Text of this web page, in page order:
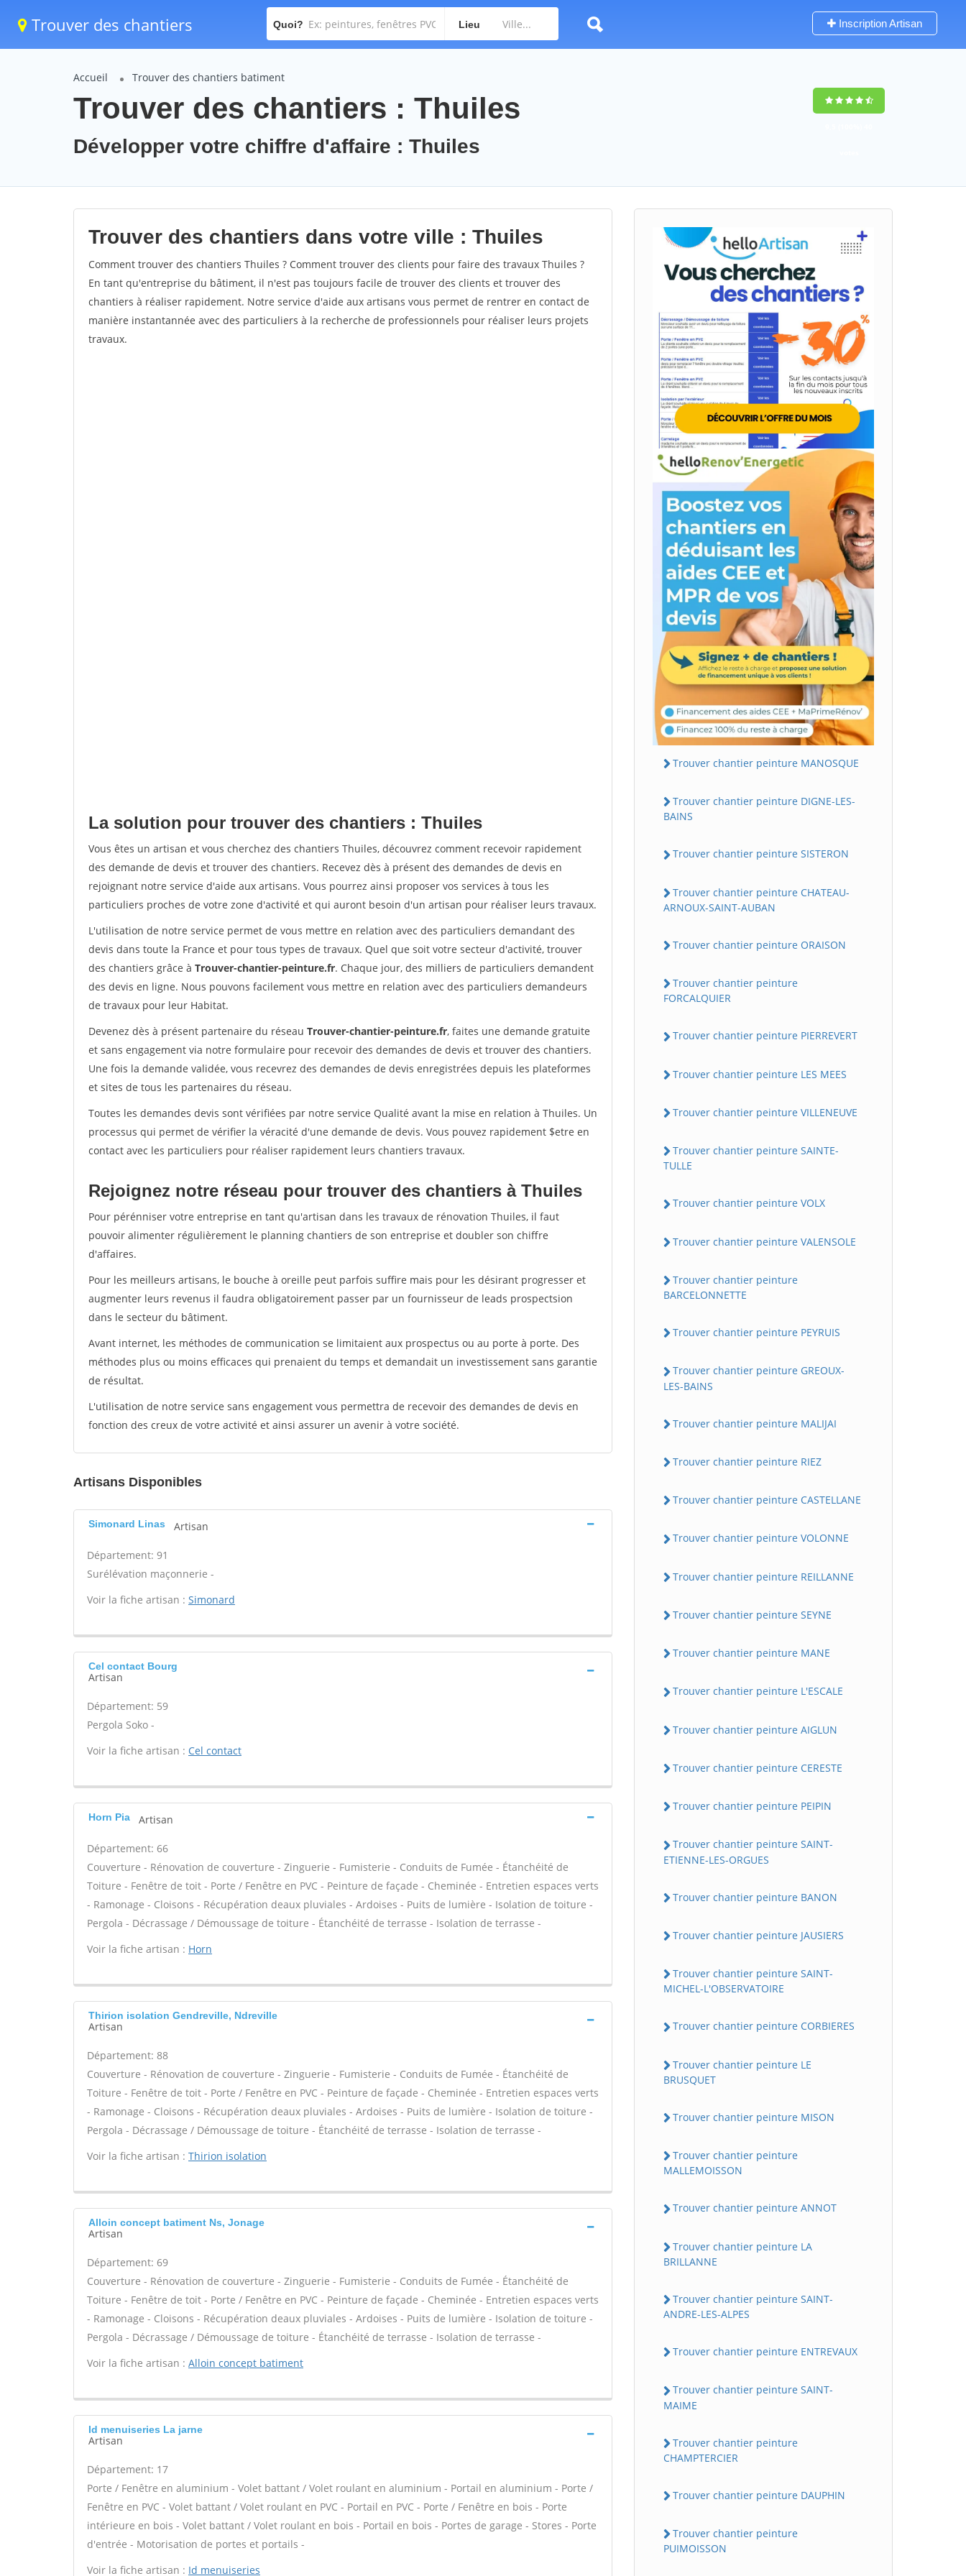
Trouver des chantiers Quoi? Lieu Inscription Artisan
Accueil Trouver des chantiers batiment
Trouver des chantiers : Thuiles
Développer votre chiffre d'affaire : Thuiles
Trouver des chantiers dans votre ville : Thuiles
Comment trouver des chantiers Thuiles ? Comment trouver des clients pour faire des travaux Thuiles ?
En tant qu'entreprise du bâtiment, il n'est pas toujours facile de trouver des clients et trouver des
chantiers à réaliser rapidement. Notre service d'aide aux artisans vous permet de rentrer en contact de
manière instantannée avec des particuliers à la recherche de professionnels pour réaliser leurs projets
travaux.
La solution pour trouver des chantiers : Thuiles
Vous êtes un artisan et vous cherchez des chantiers Thuiles, découvrez comment recevoir rapidement
des demande de devis et trouver des chantiers. Recevez dès à présent des demandes de devis en
rejoignant notre service d'aide aux artisans. Vous pourrez ainsi proposer vos services à tous les
particuliers proches de votre zone d'activité et qui auront besoin d'un artisan pour réaliser leurs travaux.
L'utilisation de notre service permet de vous mettre en relation avec des particuliers demandant des
devis dans toute la France et pour tous types de travaux. Quel que soit votre secteur d'activité, trouver
des chantiers grâce à Trouver-chantier-peinture.fr. Chaque jour, des milliers de particuliers demandent
des devis en ligne. Nous pouvons facilement vous mettre en relation avec des particuliers demandeurs
de travaux pour leur Habitat.
Devenez dès à présent partenaire du réseau Trouver-chantier-peinture.fr, faites une demande gratuite
et sans engagement via notre formulaire pour recevoir des demandes de devis et trouver des chantiers.
Une fois la demande validée, vous recevrez des demandes de devis enregistrées depuis les plateformes
et sites de tous les partenaires du réseau.
Toutes les demandes devis sont vérifiées par notre service Qualité avant la mise en relation à Thuiles. Un
processus qui permet de vérifier la véracité d'une demande de devis. Vous pouvez rapidement $etre en
contact avec les particuliers pour réaliser rapidement leurs chantiers travaux.
Rejoignez notre réseau pour trouver des chantiers à Thuiles
Pour pérénniser votre entreprise en tant qu'artisan dans les travaux de rénovation Thuiles, il faut
pouvoir alimenter régulièrement le planning chantiers de son entreprise et doubler son chiffre
d'affaires.
Pour les meilleurs artisans, le bouche à oreille peut parfois suffire mais pour les désirant progresser et
augmenter leurs revenus il faudra obligatoirement passer par un fournisseur de leads prospectsion
dans le secteur du bâtiment.
Avant internet, les méthodes de communication se limitaient aux prospectus ou au porte à porte. Des
méthodes plus ou moins efficaces qui prenaient du temps et demandait un investissement sans garantie
de résultat.
L'utilisation de notre service sans engagement vous permettra de recevoir des demandes de devis en
fonction des creux de votre activité et ainsi assurer un avenir à votre société.
Artisans Disponibles
Simonard Linas Artisan
Département: 91
Surélévation maçonnerie -
Voir la fiche artisan : Simonard
Cel contact Bourg
Artisan
Département: 59
Pergola Soko -
Voir la fiche artisan : Cel contact
Horn Pia Artisan
Département: 66
Couverture - Rénovation de couverture - Zinguerie - Fumisterie - Conduits de Fumée - Étanchéité de
Toiture - Fenêtre de toit - Porte / Fenêtre en PVC - Peinture de façade - Cheminée - Entretien espaces verts
- Ramonage - Cloisons - Récupération deaux pluviales - Ardoises - Puits de lumière - Isolation de toiture -
Pergola - Décrassage / Démoussage de toiture - Étanchéité de terrasse - Isolation de terrasse -
Voir la fiche artisan : Horn
Thirion isolation Gendreville, Ndreville
Artisan
Département: 88
Couverture - Rénovation de couverture - Zinguerie - Fumisterie - Conduits de Fumée - Étanchéité de
Toiture - Fenêtre de toit - Porte / Fenêtre en PVC - Peinture de façade - Cheminée - Entretien espaces verts
- Ramonage - Cloisons - Récupération deaux pluviales - Ardoises - Puits de lumière - Isolation de toiture -
Pergola - Décrassage / Démoussage de toiture - Étanchéité de terrasse - Isolation de terrasse -
Voir la fiche artisan : Thirion isolation
Alloin concept batiment Ns, Jonage
Artisan
Département: 69
Couverture - Rénovation de couverture - Zinguerie - Fumisterie - Conduits de Fumée - Étanchéité de
Toiture - Fenêtre de toit - Porte / Fenêtre en PVC - Peinture de façade - Cheminée - Entretien espaces verts
- Ramonage - Cloisons - Récupération deaux pluviales - Ardoises - Puits de lumière - Isolation de toiture -
Pergola - Décrassage / Démoussage de toiture - Étanchéité de terrasse - Isolation de terrasse -
Voir la fiche artisan : Alloin concept batiment
Id menuiseries La jarne
Artisan
Département: 17
Porte / Fenêtre en aluminium - Volet battant / Volet roulant en aluminium - Portail en aluminium - Porte /
Fenêtre en PVC - Volet battant / Volet roulant en PVC - Portail en PVC - Porte / Fenêtre en bois - Porte
intérieure en bois - Volet battant / Volet roulant en bois - Portail en bois - Portes de garage - Stores - Porte
d'entrée - Motorisation de portes et portails -
Voir la fiche artisan : Id menuiseries
Trouver chantier peinture MANOSQUE
Trouver chantier peinture DIGNE-LES-
BAINS
Trouver chantier peinture SISTERON
Trouver chantier peinture CHATEAU-
ARNOUX-SAINT-AUBAN
Trouver chantier peinture ORAISON
Trouver chantier peinture
FORCALQUIER
Trouver chantier peinture PIERREVERT
Trouver chantier peinture LES MEES
Trouver chantier peinture VILLENEUVE
Trouver chantier peinture SAINTE-
TULLE
Trouver chantier peinture VOLX
Trouver chantier peinture VALENSOLE
Trouver chantier peinture
BARCELONNETTE
Trouver chantier peinture PEYRUIS
Trouver chantier peinture GREOUX-
LES-BAINS
Trouver chantier peinture MALIJAI
Trouver chantier peinture RIEZ
Trouver chantier peinture CASTELLANE
Trouver chantier peinture VOLONNE
Trouver chantier peinture REILLANNE
Trouver chantier peinture SEYNE
Trouver chantier peinture MANE
Trouver chantier peinture L'ESCALE
Trouver chantier peinture AIGLUN
Trouver chantier peinture CERESTE
Trouver chantier peinture PEIPIN
Trouver chantier peinture SAINT-
ETIENNE-LES-ORGUES
Trouver chantier peinture BANON
Trouver chantier peinture JAUSIERS
Trouver chantier peinture SAINT-
MICHEL-L'OBSERVATOIRE
Trouver chantier peinture CORBIERES
Trouver chantier peinture LE
BRUSQUET
Trouver chantier peinture MISON
Trouver chantier peinture
MALLEMOISSON
Trouver chantier peinture ANNOT
Trouver chantier peinture LA
BRILLANNE
Trouver chantier peinture SAINT-
ANDRE-LES-ALPES
Trouver chantier peinture ENTREVAUX
Trouver chantier peinture SAINT-
MAIME
Trouver chantier peinture
CHAMPTERCIER
Trouver chantier peinture DAUPHIN
Trouver chantier peinture
PUIMOISSON